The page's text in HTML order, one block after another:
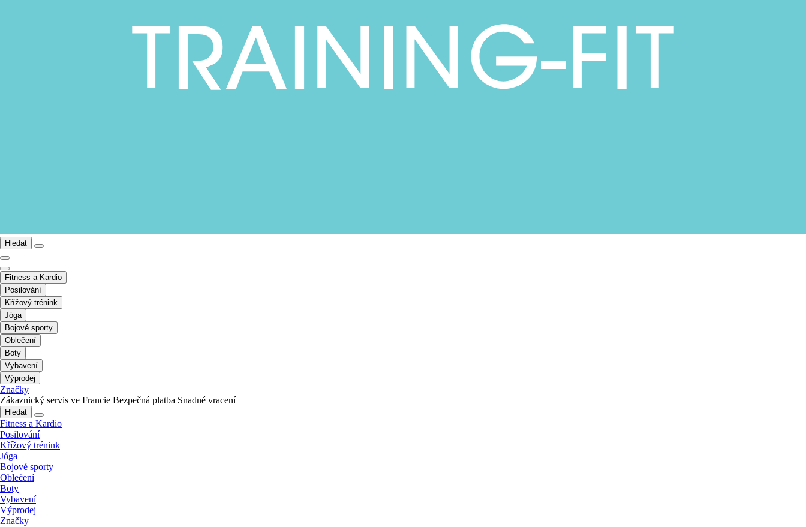
Hledat
Fitness a Kardio
Posilování
Křížový trénink
Jóga
Bojové sporty
Oblečení
Boty
Vybavení
Výprodej
Značky
Zákaznický servis ve Francie Bezpečná platba Snadné vracení
Hledat
Fitness a Kardio
Posilování
Křížový trénink
Jóga
Bojové sporty
Oblečení
Boty
Vybavení
Výprodej
Značky